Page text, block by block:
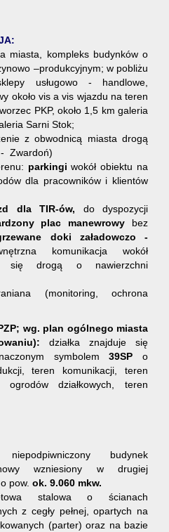
miasta, kompleks budynków o
–produkcyjnym; w pobliżu
usługowo - handlowe,
około vis a vis wjazdu na teren
PKP, około 1,5 km galeria
Sarni Stok;
z obwodnicą miasta drogą
Zwardoń)
parkingi wokół obiektu na
dla pracowników i klientów
dla TIR-ów, do dyspozycji
plac manewrowy bez
doki załadowczo -
komunikacja wokół
się drogą o nawierzchni
(monitoring, ochrona
wg. plan ogólnego miasta
działka znajduje się
symbolem39SPo
teren komunikacji, teren
działkowych, teren
niepodpiwniczony budynek
wzniesiony w drugiej
pow. ok. 9.060 mkw.
stalowa o ścianach
z cegły pełnej, opartych na
(parter) oraz na bazie